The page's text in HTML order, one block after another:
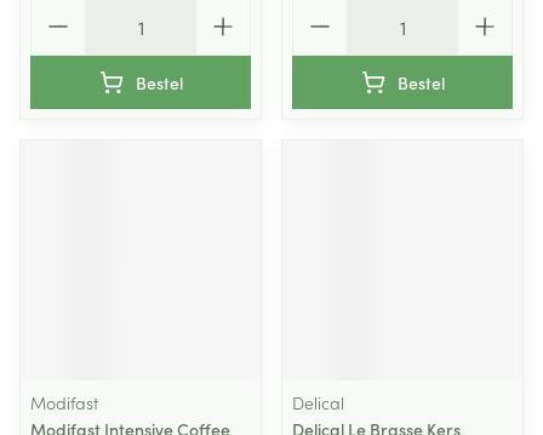
Bestel Bestel
Modifast
Modifast Intensive Coffee
Delical
Delical Le Brasse Kers